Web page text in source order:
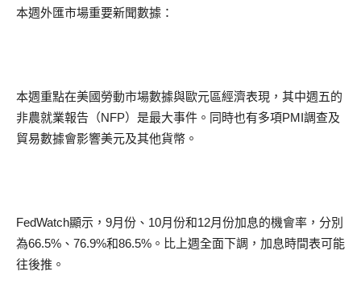
本週外匯市場重要新聞數據：
本週重點在美國勞動市場數據與歐元區經濟表現，其中週五的
非農就業報告（NFP）是最大事件。同時也有多項PMI調查及
貿易數據會影響美元及其他貨幣。
FedWatch顯示，9月份、10月份和12月份加息的機會率，分別
為66.5%、76.9%和86.5%。比上週全面下調，加息時間表可能
往後推。